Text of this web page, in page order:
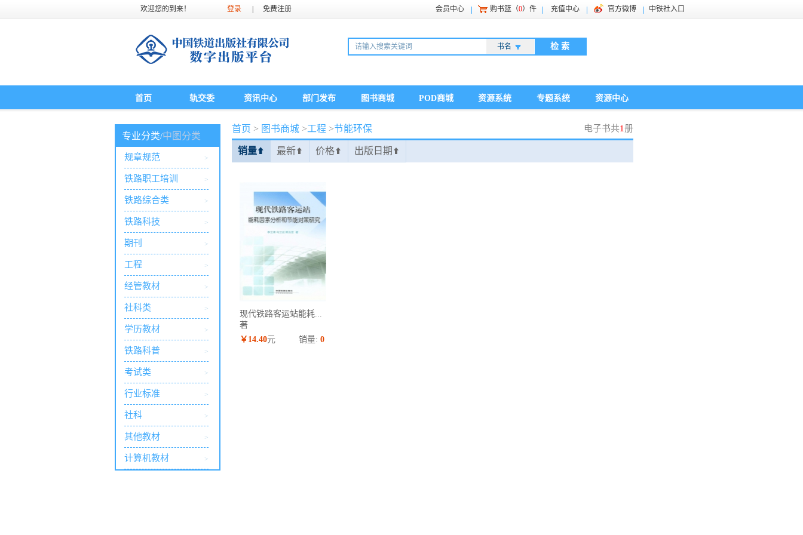
欢迎您的到来！ 登录 免费注册 中铁社入口
官方微博
充值中心
购书篮（0）件
会员中心
书名 检 索
首页 轨交委 资讯中心 部门发布 图书商城 POD商城 资源系统 专题系统 资源中心
专业分类/中图分类
规章规范 >
铁路职工培训 >
铁路综合类 >
铁路科技 >
期刊 >
工程 >
经管教材 >
社科类 >
学历教材 >
铁路科普 >
考试类 >
行业标准 >
社科 >
其他教材 >
计算机教材 >
首页 > 图书商城 >工程 >节能环保 电子书共1册
销量⬆ 最新⬆ 价格⬆ 出版日期 ⬆
现代铁路客运站能耗...
著
销量: 0
￥14.40元